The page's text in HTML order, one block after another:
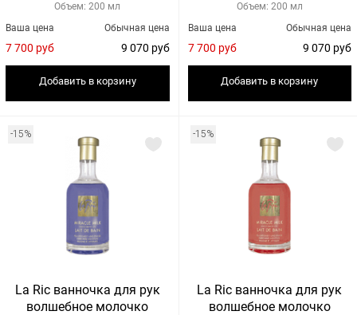
Объем: 200 мл
Обычная цена
9 070 руб
Ваша цена
7 700 руб
Добавить в корзину
Объем: 200 мл
Обычная цена
9 070 руб
Ваша цена
7 700 руб
Добавить в корзину
-15%
La Ric ванночка для рук
волшебное молочко
-15%
La Ric ванночка для рук
волшебное молочко